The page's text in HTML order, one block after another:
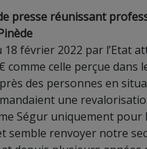
presse réunissant
18 février 2022 par l’Etat
comme celle perçue dans
des personnes en
une
Ségur uniquement pour
semble renvoyer notre